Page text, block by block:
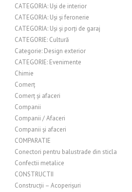
CATEGORIA: Uși de interior
CATEGORIA: Uși și feronerie
CATEGORIA: Uși și porți de garaj
CATEGORIE: Cultură
Categorie: Design exterior
CATEGORIE: Evenimente
Chimie
Comerț
Comerț și afaceri
Companii
Companii / Afaceri
Companii și afaceri
COMPARATIE
Conectori pentru balustrade din sticla
Confectii metalice
CONSTRUCTII
Construcții – Acoperișuri